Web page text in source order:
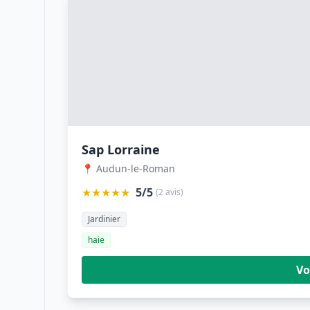
Sap Lorraine
📍 Audun-le-Roman
★★★★★ 5/5 (2 avis)
Jardinier
haie